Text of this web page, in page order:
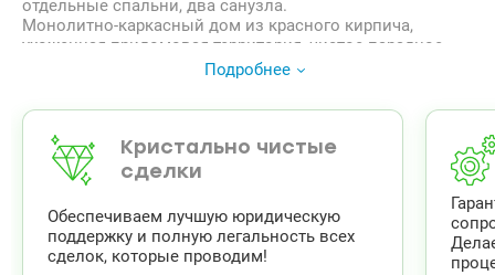
отдельные спальни, два санузла.
Монолитно-каркасный дом из красного кирпича,
ухоженная придомовая территория, чистое парадное,
супермаркеты, магазины, рынок, ТРЦ «RIVERMOLL»,
детские сады, школы, гимназия, отделение банков и
почты, салоны красоты, спортивный клуб, кафе,
рестораны, паркинг, парк, озеро.
Ст.м.Позняки – 13 минут пешком.
т. 044 201 77 22
valion.ua/13321
Подробнее
Кристально чистые
сделки
Обеспечиваем лучшую юридическую
поддержку и полную легальность всех
сделок, которые проводим!